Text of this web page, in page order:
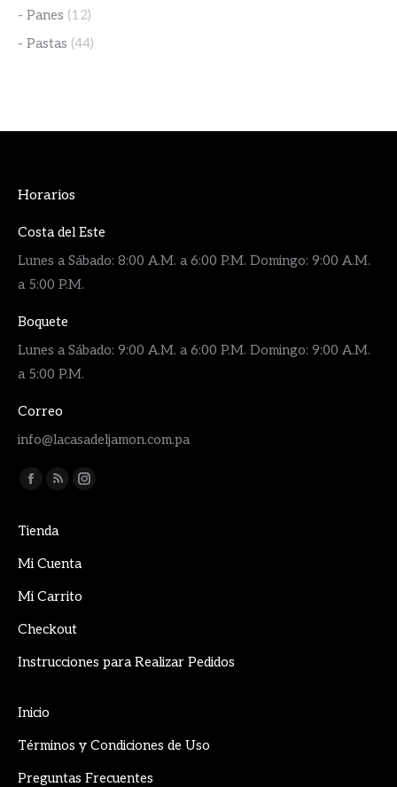
- Panes (12)
- Pastas (44)
Horarios
Costa del Este
Lunes a Sábado: 8:00 A.M. a 6:00 P.M. Domingo: 9:00 A.M.
a 5:00 P.M.
Boquete
Lunes a Sábado: 9:00 A.M. a 6:00 P.M. Domingo: 9:00 A.M.
a 5:00 P.M.
Correo
info@lacasadeljamon.com.pa
Encuéntranos en:
Facebook
opens
in
window
Rss
opens
in
window
Instagram
Tienda
Mi Cuenta
Mi Carrito
Checkout
Instrucciones para Realizar Pedidos
Inicio
Términos y Condiciones de Uso
Preguntas Frecuentes